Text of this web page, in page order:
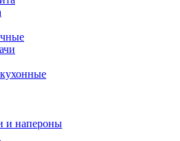
и напероны